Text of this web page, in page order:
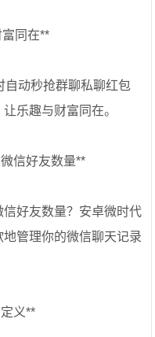
同在**
自动秒抢群聊私聊红包
乐趣与财富同在。
信好友数量**
好友数量？安卓微时代
管理你的微信聊天记录
义**